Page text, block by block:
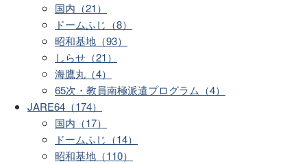
国内（21）
ドームふじ（8）
昭和基地（93）
しらせ（21）
海鷹丸（4）
65次・教員南極派遣プログラム（4）
JARE64（174）
国内（17）
ドームふじ（14）
昭和基地（110）